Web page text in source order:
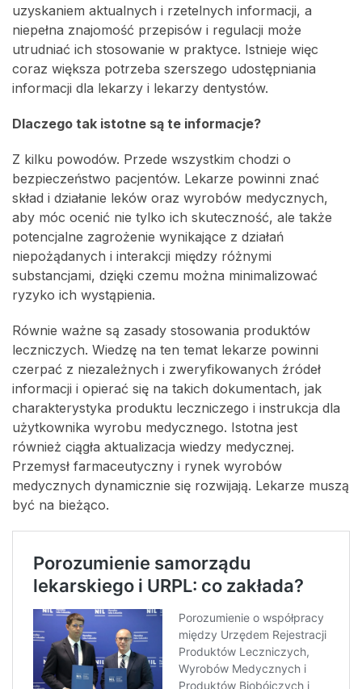
uzyskaniem aktualnych i rzetelnych informacji, a
niepełna znajomość przepisów i regulacji może
utrudniać ich stosowanie w praktyce. Istnieje więc
coraz większa potrzeba szerszego udostępniania
informacji dla lekarzy i lekarzy dentystów.
Dlaczego tak istotne są te informacje?
Z kilku powodów. Przede wszystkim chodzi o
bezpieczeństwo pacjentów. Lekarze powinni znać
skład i działanie leków oraz wyrobów medycznych,
aby móc ocenić nie tylko ich skuteczność, ale także
potencjalne zagrożenie wynikające z działań
niepożądanych i interakcji między różnymi
substancjami, dzięki czemu można minimalizować
ryzyko ich wystąpienia.
Równie ważne są zasady stosowania produktów
leczniczych. Wiedzę na ten temat lekarze powinni
czerpać z niezależnych i zweryfikowanych źródeł
informacji i opierać się na takich dokumentach, jak
charakterystyka produktu leczniczego i instrukcja dla
użytkownika wyrobu medycznego. Istotna jest
również ciągła aktualizacja wiedzy medycznej.
Przemysł farmaceutyczny i rynek wyrobów
medycznych dynamicznie się rozwijają. Lekarze muszą
być na bieżąco.